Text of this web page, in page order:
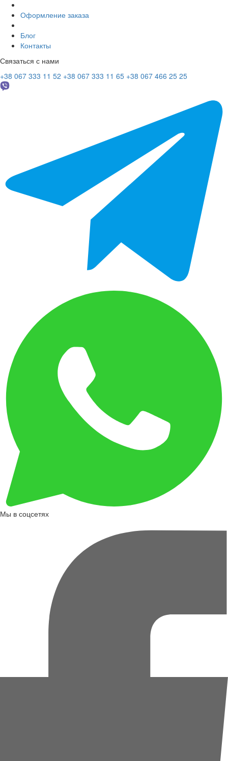
Оформление заказа
Блог
Контакты
Связаться с нами
+38 067 333 11 52 +38 067 333 11 65 +38 067 466 25 25
Мы в соцсетях